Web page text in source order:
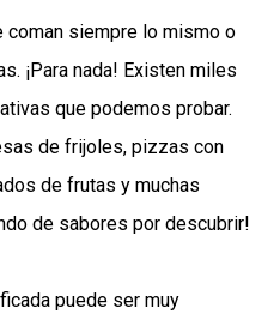
coman siempre lo mismo o
¡Para nada! Existen miles
que podemos probar.
de frijoles, pizzas con
de frutas y muchas
de sabores por descubrir!
puede ser muy